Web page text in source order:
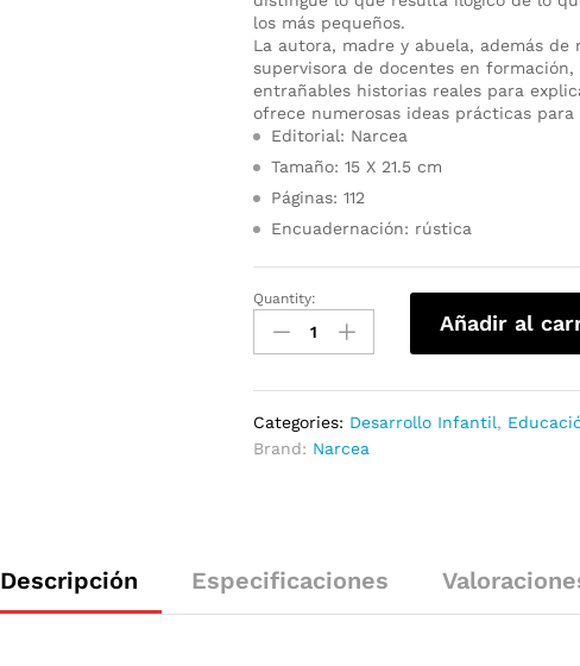
los más pequeños.
La autora, madre y abuela, además
supervisora de docentes en
entrañables historias reales para
ofrece numerosas ideas prácticas
Editorial: Narcea
Tamaño: 15 X 21.5 cm
Páginas: 112
Encuadernación: rústica
Quantity:
Añadir al
Categories: Desarrollo Infantil,
Brand: Narcea
Descripción Especificaciones